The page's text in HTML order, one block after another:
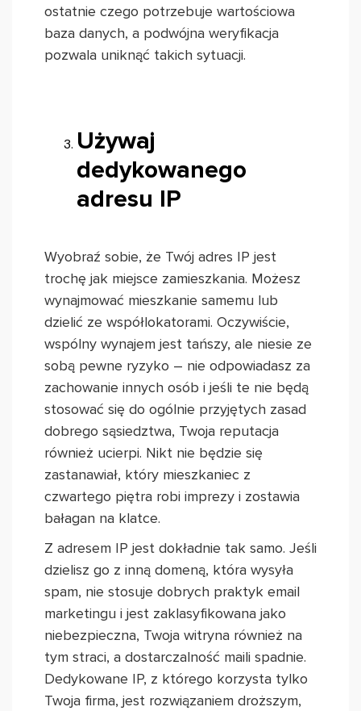
ostatnie czego potrzebuje wartościowa
baza danych, a podwójna weryfikacja
pozwala uniknąć takich sytuacji.
Używaj
dedykowanego
adresu IP
Wyobraź sobie, że Twój adres IP jest
trochę jak miejsce zamieszkania. Możesz
wynajmować mieszkanie samemu lub
dzielić ze współlokatorami. Oczywiście,
wspólny wynajem jest tańszy, ale niesie ze
sobą pewne ryzyko – nie odpowiadasz za
zachowanie innych osób i jeśli te nie będą
stosować się do ogólnie przyjętych zasad
dobrego sąsiedztwa, Twoja reputacja
również ucierpi. Nikt nie będzie się
zastanawiał, który mieszkaniec z
czwartego piętra robi imprezy i zostawia
bałagan na klatce.
Z adresem IP jest dokładnie tak samo. Jeśli
dzielisz go z inną domeną, która wysyła
spam, nie stosuje dobrych praktyk email
marketingu i jest zaklasyfikowana jako
niebezpieczna, Twoja witryna również na
tym straci, a dostarczalność maili spadnie.
Dedykowane IP, z którego korzysta tylko
Twoja firma, jest rozwiązaniem droższym,